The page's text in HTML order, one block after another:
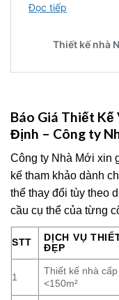
Báo Giá Thiết Kế
Định – Công ty
Công ty Nhà Mới xin
kế tham khảo dành
thể thay đổi tùy theo
cầu cụ thể của từng
STT
DỊCH VỤ
ĐẸP
1
Thiết kế nhà
<150m²